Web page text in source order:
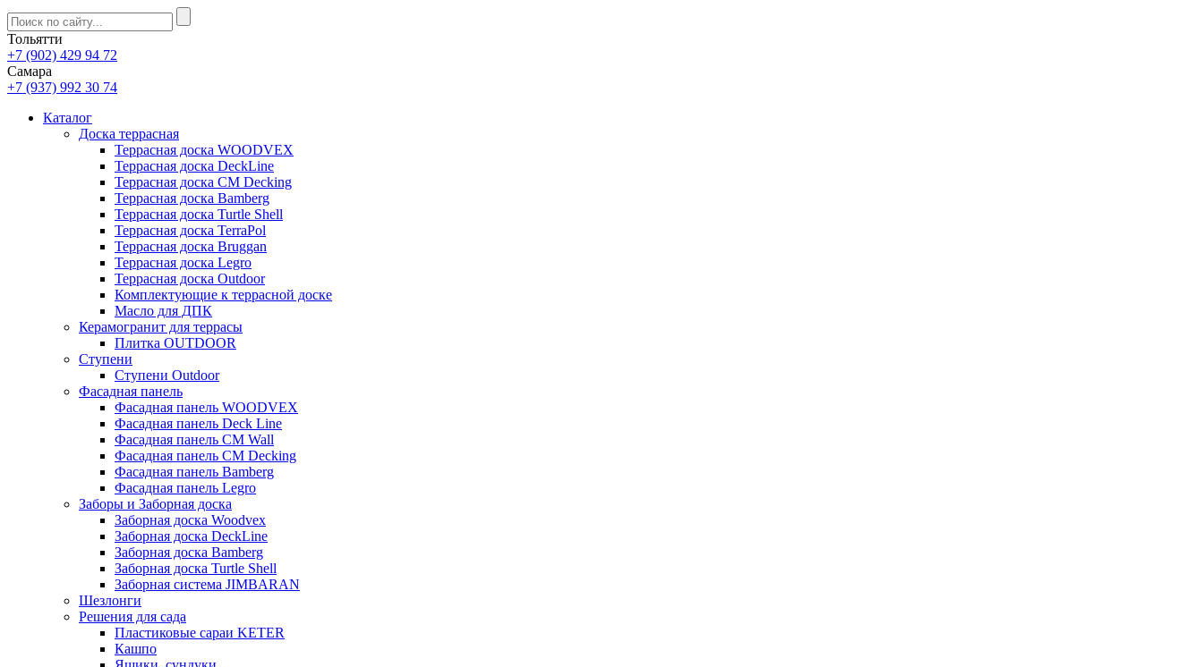
Тольятти
+7 (902) 429 94 72
Самара
+7 (937) 992 30 74
Каталог
Доска террасная
Террасная доска WOODVEX
Террасная доска DeckLine
Террасная доска CM Decking
Террасная доска Bamberg
Террасная доска Turtle Shell
Террасная доска TerraPol
Террасная доска Bruggan
Террасная доска Legro
Террасная доска Outdoor
Комплектующие к террасной доске
Масло для ДПК
Керамогранит для террасы
Плитка OUTDOOR
Ступени
Ступени Outdoor
Фасадная панель
Фасадная панель WOODVEX
Фасадная панель Deck Line
Фасадная панель CM Wall
Фасадная панель CM Decking
Фасадная панель Bamberg
Фасадная панель Legro
Заборы и Заборная доска
Заборная доска Woodvex
Заборная доска DeckLine
Заборная доска Bamberg
Заборная доска Turtle Shell
Заборная система JIMBARAN
Шезлонги
Решения для сада
Пластиковые сараи KETER
Кашпо